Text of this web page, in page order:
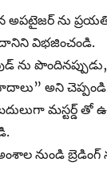
ను
దానిని విభజించండి.
ను
అని
మస్టర్డ్ తో
నుండి బ్రెడింగ్